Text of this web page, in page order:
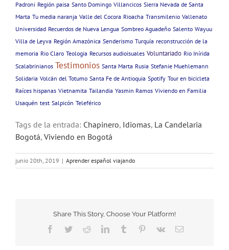
Padroni Región paisa Santo Domingo Villancicos Sierra Nevada de Santa
Marta Tu media naranja Valle del Cocora Rioacha Transmilenio Vallenato
Universidad Recuerdos de Nueva Lengua Sombreo Aguadeño Salento Wayuu
Villa de Leyva Región Amazónica Senderismo Turquía reconstrucción de la
memoria Rio Claro Teologia Recursos audioisuales Voluntariado Rio Inírida
Scalabrinianos Testimonios Santa Marta Rusia Stefanie Muehlemann
Solidaria Volcán del Totumo Santa Fe de Antioquia Spotify Tour en bicicleta
Raíces hispanas Vietnamita Tailandia Yasmin Ramos Viviendo en Familia
Usaquén test Salpicón Teleférico
Tags de la entrada: Chapinero, Idiomas, La Candelaria
Bogotá, Viviendo en Bogotá
junio 20th, 2019 | Aprender español viajando
Share This Story, Choose Your Platform!
Facebook
TwitterRedditLinkedInTumblr Pinterest
Vk Email